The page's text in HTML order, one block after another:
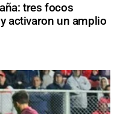
tres focos
activaron un amplio